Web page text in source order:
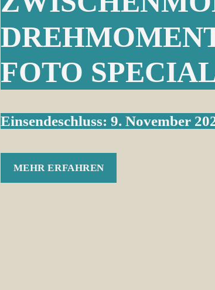
FOTO
Einsendeschluss: 9. November
MEHR ERFAHREN